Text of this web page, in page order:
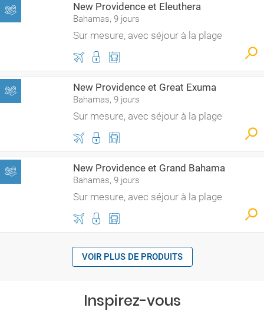
New Providence et Eleuthera
Bahamas, 9 jours
Sur mesure, avec séjour à la plage
New Providence et Great Exuma
Bahamas, 9 jours
Sur mesure, avec séjour à la plage
New Providence et Grand Bahama
Bahamas, 9 jours
Sur mesure, avec séjour à la plage
VOIR PLUS DE PRODUITS
Inspirez-vous